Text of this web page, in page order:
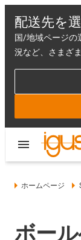
配送先を
国/地域ページの
況など、さまざ
ホームページ
ボー